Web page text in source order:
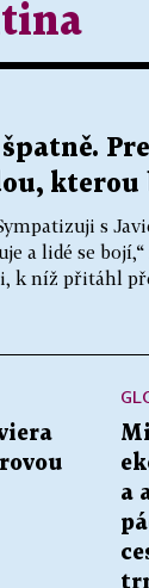
s
a lidé se
k níž přitáhl
a